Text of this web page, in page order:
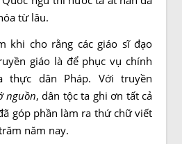
từ lâu.
khi cho rằng các giáo sĩ đạo
giáo là để phục vụ chính
thực dân Pháp. Với truyền
nguồn, dân tộc ta ghi ơn tất cả
góp phần làm ra thứ chữ viết
năm nay.